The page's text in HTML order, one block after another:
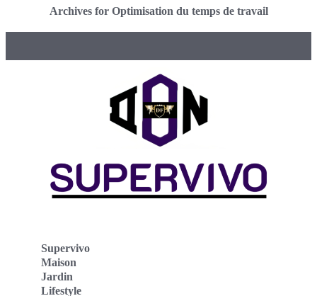
Archives for Optimisation du temps de travail
Supervivo
Maison
Jardin
Lifestyle